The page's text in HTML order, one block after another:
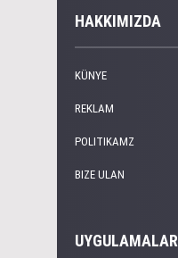
HAKKIMIZDA
KÜNYE
REKLAM
POLITIKAMZ
BIZE ULAN
UYGULAMALAR